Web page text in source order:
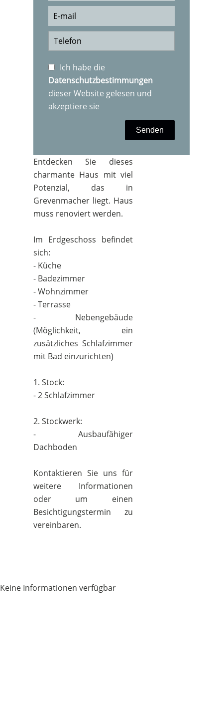
Ich habe die
Datenschutzbestimmungen
dieser Website gelesen und
akzeptiere sie
Senden
Entdecken Sie dieses
charmante Haus mit viel
Potenzial, das in
Grevenmacher liegt. Haus
muss renoviert werden.
Im Erdgeschoss befindet
sich:
- Küche
- Badezimmer
- Wohnzimmer
- Terrasse
- Nebengebäude
(Möglichkeit, ein
zusätzliches Schlafzimmer
mit Bad einzurichten)
1. Stock:
- 2 Schlafzimmer
2. Stockwerk:
- Ausbaufähiger
Dachboden
Kontaktieren Sie uns für
weitere Informationen
oder um einen
Besichtigungstermin zu
vereinbaren.
Keine Informationen verfügbar